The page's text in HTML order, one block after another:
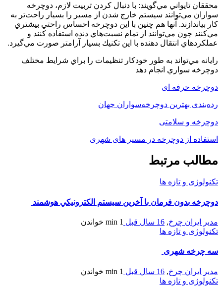
محققان تايواني مي‌گويند: با دنبال كردن تربيت لازم، دوچرخه
سواران مي‌توانند سيستم خارج شدن از مسير را بسيار راحت‌تر به
كار بياندازند. آنها هم چنين با اين دوچرخه احساس راحتي بيشتري
مي‌كنند چون مي‌توانند از تمام نسبت‌هاي دنده استفاده كنند و
عملكردهاي انتقال دهنده با اين تكنيك بسيار آرامتر صورت مي‌گيرد.
رايانه‌ مي‌تواند به طور خودكار تنظيمات را براي شرايط مختلف
دوچرخه سواري انجام دهد
دوچرخه حرفه ای
رده‌بندی بهترین دوچرخه‌سواران جهان
دوچرخه و سلامتی
استفاده از دوچرخه در مسیر های شهری
مطالب مرتبط
تکنولوژی و تازه ها
دوچرخه بدون فرمان با آخرين سيستم‌ الكترونيكي هوشمند
مدیر ایران چرخ, 16 سال قبل 1 min
خواندن
تکنولوژی و تازه ها
سه چرخه شهری
مدیر ایران چرخ, 16 سال قبل 1 min
خواندن
تکنولوژی و تازه ها